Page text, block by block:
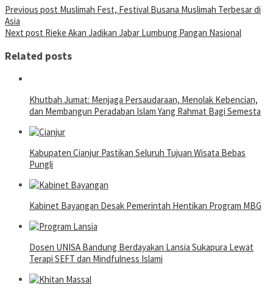
Post
navigation
Previous post Muslimah Fest, Festival Busana Muslimah Terbesar di
Asia
Next post Rieke Akan Jadikan Jabar Lumbung Pangan Nasional
Related posts
Khutbah Jumat: Menjaga Persaudaraan, Menolak Kebencian,
dan Membangun Peradaban Islam Yang Rahmat Bagi Semesta
Kabupaten Cianjur Pastikan Seluruh Tujuan Wisata Bebas
Pungli
Kabinet Bayangan Desak Pemerintah Hentikan Program MBG
Dosen UNISA Bandung Berdayakan Lansia Sukapura Lewat
Terapi SEFT dan Mindfulness Islami